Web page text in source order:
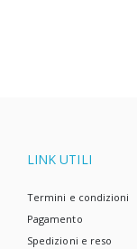
cura
LINK UTILI
Termini e condizioni
Pagamento
Spedizioni e reso